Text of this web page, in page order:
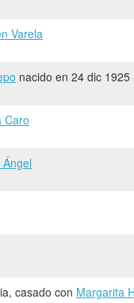
Varela
nacido en 24 dic
Caro
casado con Margarita